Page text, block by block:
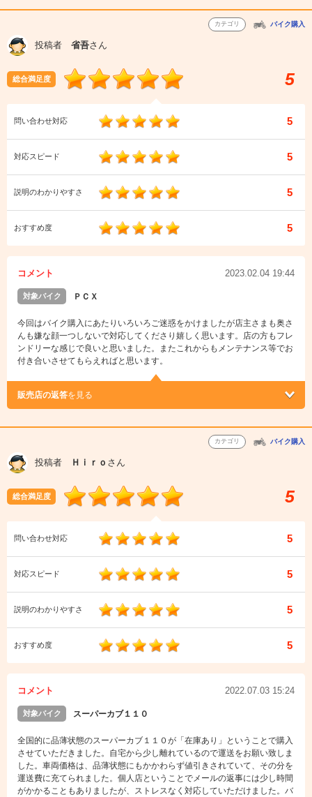
カテゴリ バイク購入
投稿者 省吾さん
総合満足度 5
問い合わせ対応 5
対応スピード 5
説明のわかりやすさ 5
おすすめ度 5
コメント 2023.02.04 19:44
対象バイク ＰＣＸ
今回はバイク購入にあたりいろいろご迷惑をかけましたが店主さまも奥さ
んも嫌な顔一つしないで対応してくださり嬉しく思います。店の方もフレ
ンドリーな感じで良いと思いました。またこれからもメンテナンス等でお
付き合いさせてもらえればと思います。
販売店の返答を見る
カテゴリ バイク購入
投稿者 Ｈｉｒｏ さん
総合満足度 5
問い合わせ対応 5
対応スピード 5
説明のわかりやすさ 5
おすすめ度 5
コメント 2022.07.03 15:24
対象バイク スーパーカブ１１０
全国的に品薄状態のスーパーカブ１１０が「在庫あり」ということで購入
させていただきました。自宅から少し離れているので運送をお願い致しま
した。車両価格は、品薄状態にもかかわらず値引きされていて、その分を
運送費に充てられました。個人店ということでメールの返事には少し時間
がかかることもありましたが、ストレスなく対応していただけました。バ